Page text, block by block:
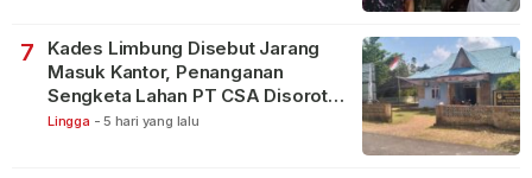
7
Kades Limbung Disebut Jarang
Masuk Kantor, Penanganan
Sengketa Lahan PT CSA Disorot
Warga
Lingga - 5 hari yang lalu